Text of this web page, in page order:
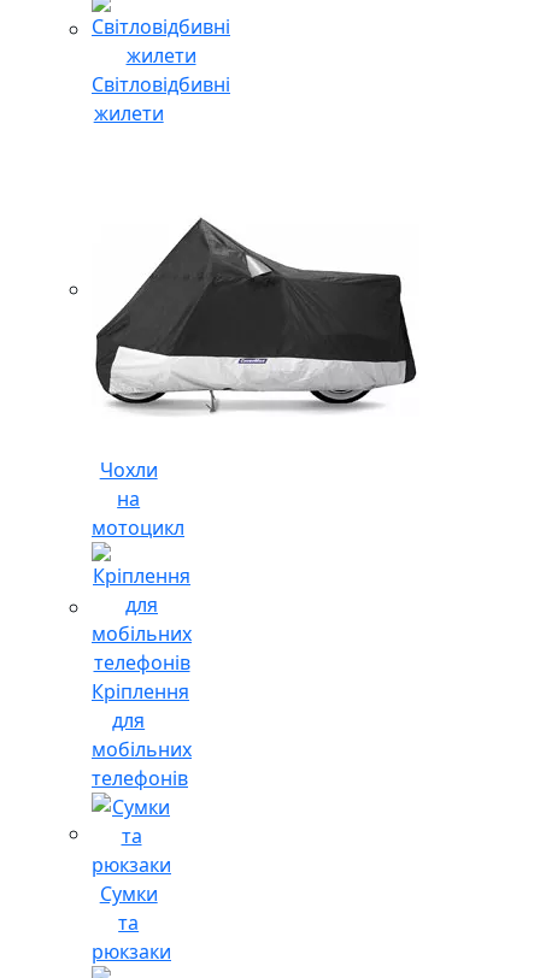
Світловідбивні
жилети
Чохли
на
мотоцикл
Кріплення
для
мобільних
телефонів
Сумки
та
рюкзаки